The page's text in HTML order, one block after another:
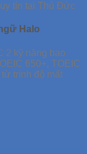
tín tại Thủ Đức
Halo
2 kỹ năng bao
650+, TOEIC
trình độ mất